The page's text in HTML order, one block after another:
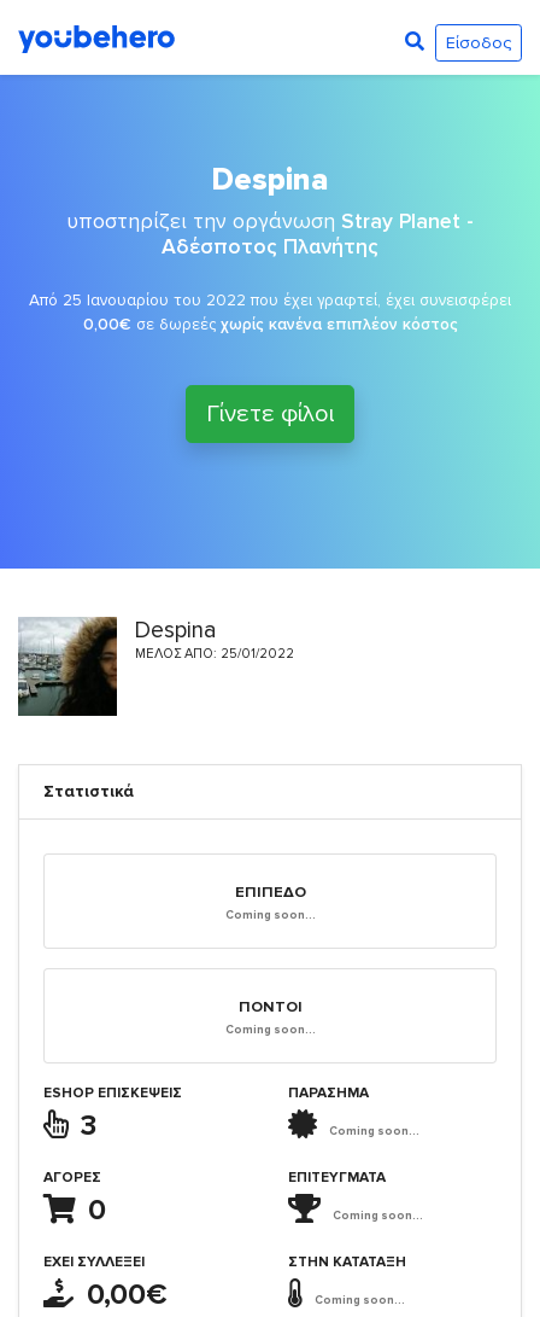
Είσοδος
Despina
υποστηρίζει την οργάνωση Stray Planet -
Αδέσποτος Πλανήτης
Από 25 Ιανουαρίου του 2022 που έχει γραφτεί, έχει συνεισφέρει
0,00€ σε δωρεές χωρίς κανένα επιπλέον κόστος
Γίνετε φίλοι
Despina
ΜΈΛΟΣ ΑΠΌ: 25/01/2022
Στατιστικά
ΕΠΊΠΕΔΟ
Coming soon...
ΠΌΝΤΟΙ
Coming soon...
ESHOP ΕΠΙΣΚΈΨΕΙΣ
3
ΑΓΟΡΈΣ
0
ΈΧΕΙ ΣΥΛΛΈΞΕΙ
0,00€
ΠΑΡΑΣΗΜΑ
Coming soon...
ΕΠΙΤΕΎΓΜΑΤΑ
Coming soon...
ΣΤΗΝ ΚΑΤΆΤΑΞΗ
Coming soon...